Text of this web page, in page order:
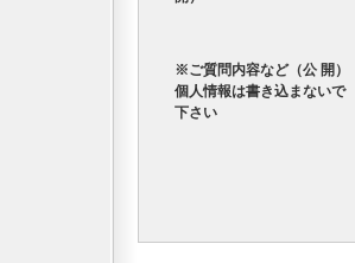
※ご質問内容など（公 開）
個人情報は書き込まないで
下さい